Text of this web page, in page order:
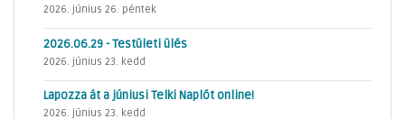
2026. június 26. péntek
2026.06.29 - Testületi ülés
2026. június 23. kedd
Lapozza át a júniusi Telki Naplót online!
2026. június 23. kedd